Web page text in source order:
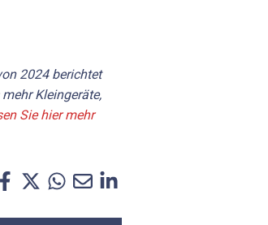
2024 berichtet
Kleingeräte,
Sie hier mehr